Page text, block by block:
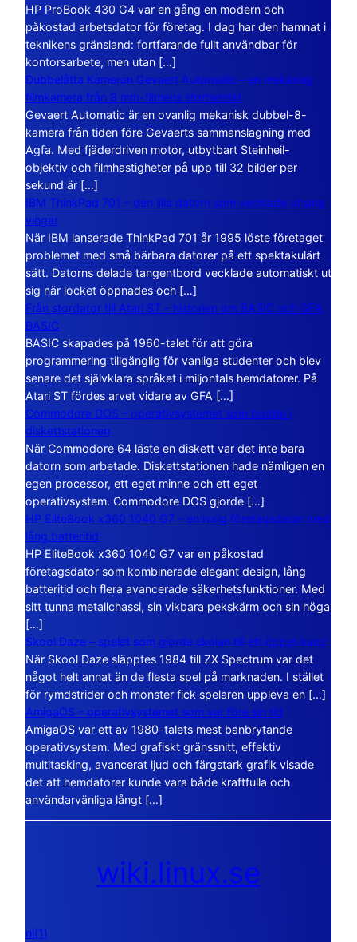
HP ProBook 430 G4 var en gång en modern och
påkostad arbetsdator för företag. I dag har den hamnat i
teknikens gränsland: fortfarande fullt användbar för
kontorsarbete, men utan […]
Dubbelåtta Kameran Gevaert Automatic – en mekanisk
filmkamera från 8 mm-filmens storhetstid
Gevaert Automatic är en ovanlig mekanisk dubbel-8-
kamera från tiden före Gevaerts sammanslagning med
Agfa. Med fjäderdriven motor, utbytbart Steinheil-
objektiv och filmhastigheter på upp till 32 bilder per
sekund är […]
IBM ThinkPad 701 – den lilla datorn som vecklade ut sina
vingar
När IBM lanserade ThinkPad 701 år 1995 löste företaget
problemet med små bärbara datorer på ett spektakulärt
sätt. Datorns delade tangentbord vecklade automatiskt ut
sig när locket öppnades och […]
Från stordator till Atari ST – historien om BASIC och GFA
BASIC
BASIC skapades på 1960-talet för att göra
programmering tillgänglig för vanliga studenter och blev
senare det självklara språket i miljontals hemdatorer. På
Atari ST fördes arvet vidare av GFA […]
Commodore DOS – operativsystemet som bodde i
diskettstationen
När Commodore 64 läste en diskett var det inte bara
datorn som arbetade. Diskettstationen hade nämligen en
egen processor, ett eget minne och ett eget
operativsystem. Commodore DOS gjorde […]
HP EliteBook x360 1040 G7 – en lyxig företagsdator med
lång batteritid
HP EliteBook x360 1040 G7 var en påkostad
företagsdator som kombinerade elegant design, lång
batteritid och flera avancerade säkerhetsfunktioner. Med
sitt tunna metallchassi, sin vikbara pekskärm och sin höga
[…]
Skool Daze – spelet som gjorde skolan till ett öppet kaos
När Skool Daze släpptes 1984 till ZX Spectrum var det
något helt annat än de flesta spel på marknaden. I stället
för rymdstrider och monster fick spelaren uppleva en […]
AmigaOS – operativsystemet som var före sin tid
AmigaOS var ett av 1980-talets mest banbrytande
operativsystem. Med grafiskt gränssnitt, effektiv
multitasking, avancerat ljud och färgstark grafik visade
det att hemdatorer kunde vara både kraftfulla och
användarvänliga långt […]
wiki.linux.se
nl(1)